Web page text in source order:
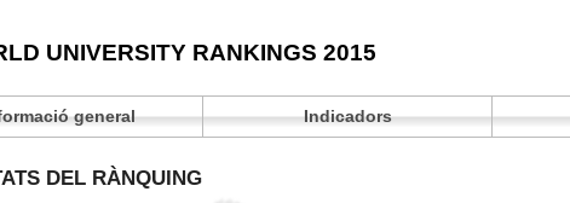
UNIVERSITY RANKINGS 2015
general Indicadors
DEL RÀNQUING